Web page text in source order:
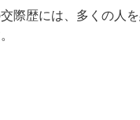
際歴には、多くの人